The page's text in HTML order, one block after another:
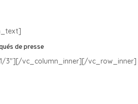
de presse
3″][/vc_column_inner][/vc_row_inner]